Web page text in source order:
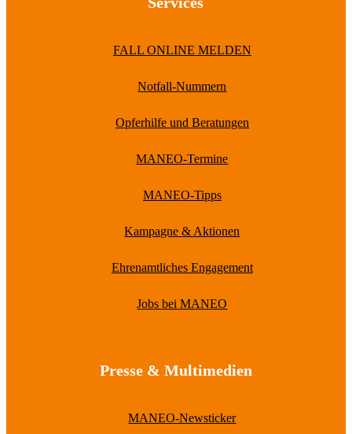
FALL ONLINE MELDEN
Notfall-Nummern
Opferhilfe und Beratungen
MANEO-Termine
MANEO-Tipps
Kampagne & Aktionen
Ehrenamtliches Engagement
Jobs bei MANEO
Presse & Multimedien
MANEO-Newsticker